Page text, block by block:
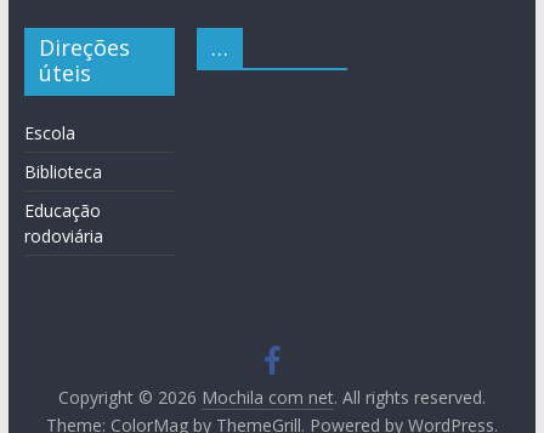
Direções
úteis
Escola
Biblioteca
Educação
rodoviária
…
Copyright © 2026 Mochila com net. All rights reserved.
Theme: ColorMagby ThemeGrill. Powered by WordPress.